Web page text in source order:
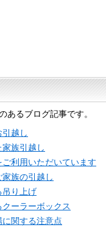
あるブログ記事です。
越し
族引越し
利用いただいています
族の引越し
吊り上げ
ーラーボックス
関する注意点